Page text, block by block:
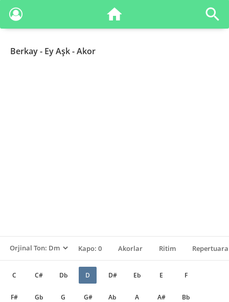
Berkay- Ey Aşk - Akor
Kapo: 0 Akorlar Ritim
C C# Db D D# Eb E F
F# Gb G G# Ab A A# Bb